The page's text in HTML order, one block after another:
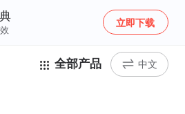
立即下载
全部产品 中文